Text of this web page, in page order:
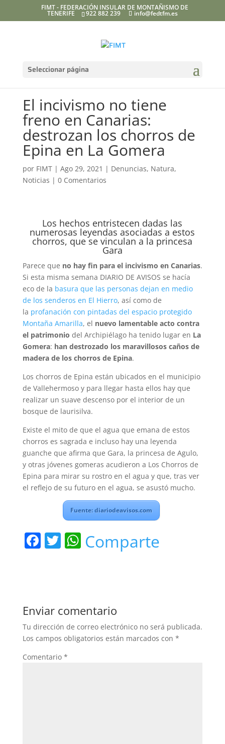
FIMT - FEDERACIÓN INSULAR DE MONTAÑISMO DE
TENERIFE 922 882 239 info@fedtfm.es
Seleccionar página
El incivismo no tiene
freno en Canarias:
destrozan los chorros de
Epina en La Gomera
por FIMT| Ago 29, 2021 | Denuncias, Natura,
Noticias | 0 Comentarios
Los hechos entristecen dadas las
numerosas leyendas asociadas a estos
chorros, que se vinculan a la princesa
Gara
Parece que no hay fin para el incivismo en Canarias.
Si esta misma semana DIARIO DE AVISOS se hacía
eco de la basura que las personas dejan en medio
de los senderos en El Hierro, así como de
la profanación con pintadas del espacio protegido
Montaña Amarilla, el nuevo lamentable acto contra
el patrimonio del Archipiélago ha tenido lugar en La
Gomera: han destrozado los maravillosos caños de
madera de los chorros de Epina.
Los chorros de Epina están ubicados en el municipio
de Vallehermoso y para llegar hasta ellos hay que
realizar un suave descenso por el interior de un
bosque de laurisilva.
Existe el mito de que el agua que emana de estos
chorros es sagrada e incluso hay una leyenda
guanche que afirma que Gara, la princesa de Agulo,
y otras jóvenes gomeras acudieron a Los Chorros de
Epina para mirar su rostro en el agua y que, tras ver
el reflejo de su futuro en el agua, se asustó mucho.
Fuente: diariodeavisos.com
F
b
o
o
k
T W
A
p
p
Comparte
Enviar comentario
Tu dirección de correo electrónico no será publicada.
Los campos obligatorios están marcados con *
Comentario *